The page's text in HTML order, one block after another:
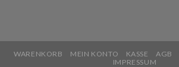
WARENKORB MEIN KONTO KASSE AGB
IMPRESSUM